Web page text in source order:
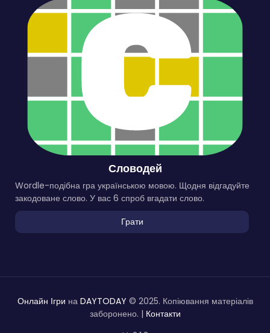
Словодей
Wordle-подібна гра українською мовою. Щодня відгадуйте
закодоване слово. У вас 6 спроб вгадати слово.
Грати
Онлайн Ігри на DAYTODAY © 2025. Копіювання матеріалів
заборонено. | Контакти